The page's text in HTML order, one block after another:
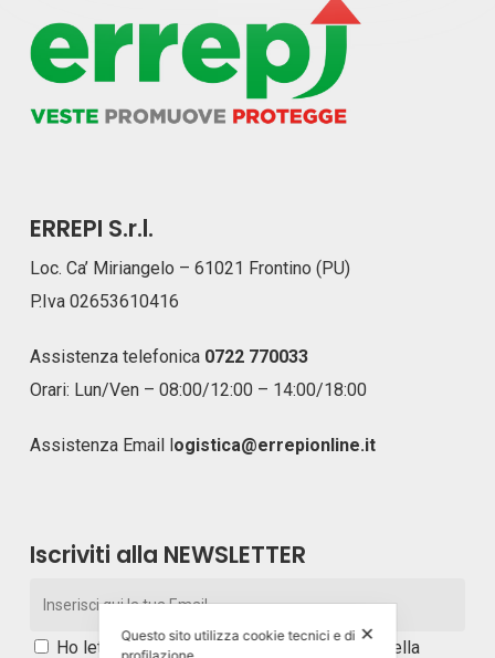
ERREPI S.r.l.
Loc. Ca’ Miriangelo – 61021 Frontino (PU)
P.Iva 02653610416
Assistenza telefonica 0722 770033
Orari: Lun/Ven – 08:00/12:00 – 14:00/18:00
Assistenza Email logistica@errepionline.it
Iscriviti alla NEWSLETTER
Ho letto e accetto itermini e le condizioni della
✕
Questo sito utilizza cookie tecnici e di